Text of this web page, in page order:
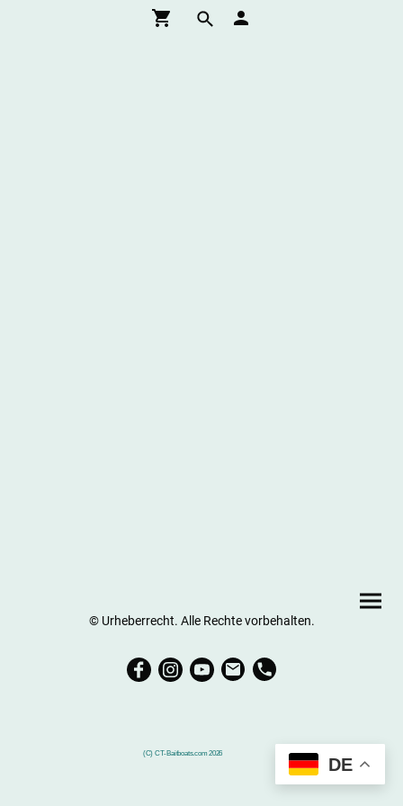
© Urheberrecht. Alle Rechte vorbehalten.
(C) CT-Baitboats.com 2026
DE